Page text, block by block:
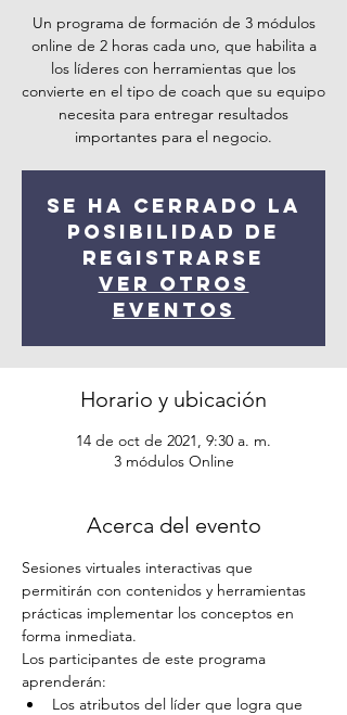
Un programa de formación de 3 módulos
online de 2 horas cada uno, que habilita a
los líderes con herramientas que los
convierte en el tipo de coach que su equipo
necesita para entregar resultados
importantes para el negocio.
Se ha cerrado la
posibilidad de
registrarse
Ver otros
eventos
Horario y ubicación
14 de oct de 2021, 9:30 a. m.
3 módulos Online
Acerca del evento
Sesiones virtuales interactivas que
permitirán con contenidos y herramientas
prácticas implementar los conceptos en
forma inmediata.
Los participantes de este programa
aprenderán:
Los atributos del líder que logra que